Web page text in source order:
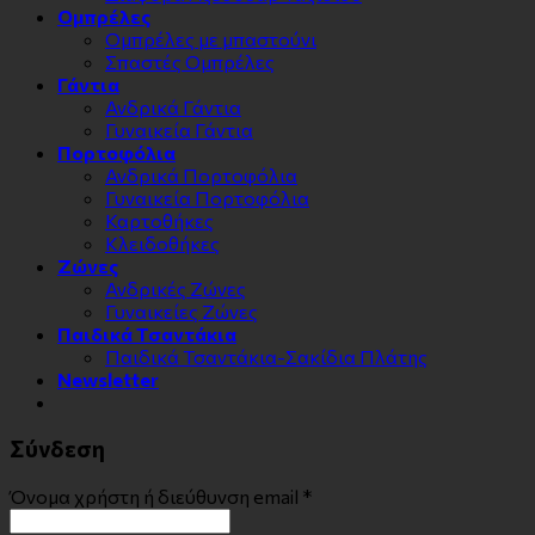
Ομπρέλες
Ομπρέλες με μπαστούνι
Σπαστές Ομπρέλες
Γάντια
Ανδρικά Γάντια
Γυναικεία Γάντια
Πορτοφόλια
Ανδρικά Πορτοφόλια
Γυναικεία Πορτοφόλια
Καρτοθήκες
Κλειδοθήκες
Zώνες
Ανδρικές Ζώνες
Γυναικείες Ζώνες
Παιδικά Τσαντάκια
Παιδικά Τσαντάκια-Σακίδια Πλάτης
Newsletter
Σύνδεση
Όνομα χρήστη ή διεύθυνση email *